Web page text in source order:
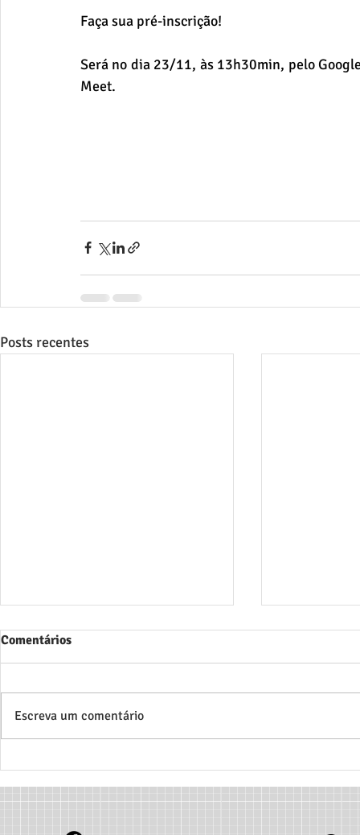
Faça sua pré-inscrição!
Será no dia 23/11, às 13h30min, pelo
Meet.
Posts recentes
Equestre Paralímpico -
Rio Grande
Comentários
Escreva um comentário